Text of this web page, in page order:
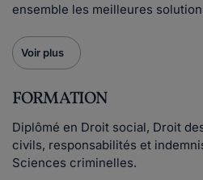
ensemble les meilleures
Voir plus
FORMATION
Diplômé en Droit social, Droit
civils, responsabilités et
Sciences criminelles.